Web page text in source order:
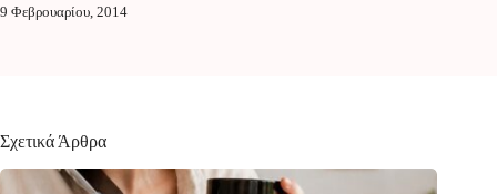
9 Φεβρουαρίου, 2014
Σχετικά Άρθρα